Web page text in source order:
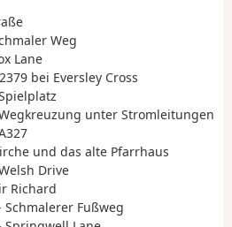
Weg
Lane
bei Eversley Cross
unter Stromleitungen
und das alte Pfarrhaus
Drive
Richard
Schmalerer Fußweg